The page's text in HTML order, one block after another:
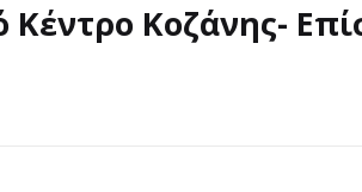
Κέντρο Κοζάνης-